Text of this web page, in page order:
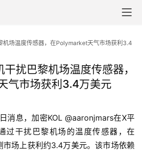
机场温度传感器，在Polymarket天气市场获利3.4
扰巴黎机场温度传感器，
气市场获利3.4万美元
消息，加密KOL @aaronjmars在X平
过干扰巴黎机场的温度传感器，在
场上获利约3.4万美元。该市场依赖